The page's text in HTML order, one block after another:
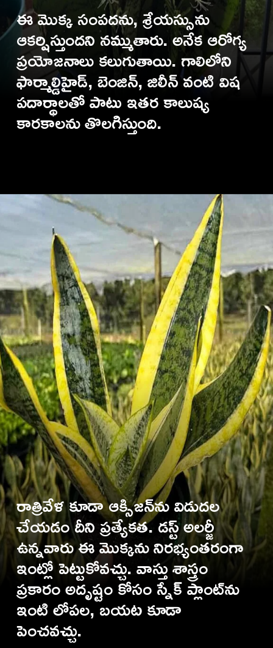
ఈ మొక్క సంపదను, శ్రేయస్సును
ఆకర్షిస్తుందని నమ్ముతారు. అనేక ఆరోగ్య
ప్రయోజనాలు కలుగుతాయి. గాలిలోని
ఫార్మాల్డిహైడ్, బెంజిన్, జిలీన్ వంటి విష
పదార్థాలతో పాటు ఇతర కాలుష్య
కారకాలను తొలగిస్తుంది.
రాత్రివేళ కూడా ఆక్సిజన్‌ను విడుదల
చేయడం దీని ప్రత్యేకత. డస్ట్ అలర్జీ
ఉన్నవారు ఈ మొక్కను నిరభ్యంతరంగా
ఇంట్లో పెట్టుకోవచ్చు. వాస్తు శాస్త్రం
ప్రకారం అదృష్టం కోసం స్నేక్ ప్లాంట్‌ను
ఇంటి లోపల, బయట కూడా
పెంచవచ్చు.